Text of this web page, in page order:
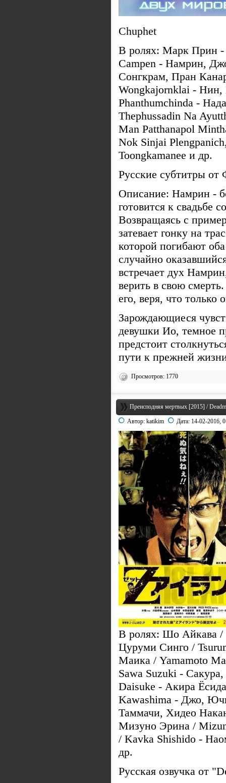
Chuphet
В ролях: Марк Прин -
Campen - Намрин,
Сонгкрам, Пран
Wongkajornklai - Нин,
Phanthumchinda -
Thephussadin Na
Man Patthanapol
Nok Sinjai
Toongkamanee и др.
Русские субтитры
Описание: Намрин -
готовится к свадьбе
Возвращаясь с
затевает гонку на
которой погибают
случайно
встречает дух
верить в свою
его, веря, что
Зарождающиеся
девушки Ио, темное
предстоит
пути к прежней
Просмотров: 1770
Преисподняя мертвых [2015] /
Автор: katikim Дата: 14-02-2016,
В ролях: Шо Айкава /
Цуруми Синго /
Маика / Yamamoto
Sawa Suzuki -
Daisuke - Акира
Kawashima - Джо,
Таммачи, Хидео
Мизуно Эрина /
/ Kavka Shishido -
др.
Русская озвучка от